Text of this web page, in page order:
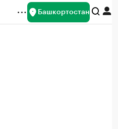
Башкортостан